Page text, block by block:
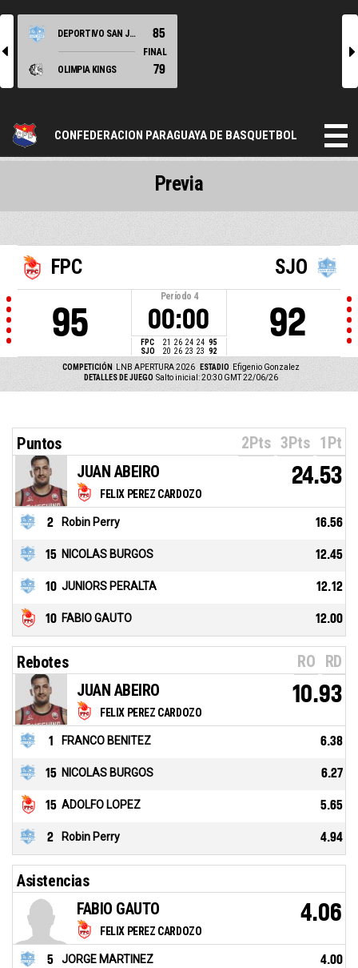
l
DEPORTIVO SAN JOSE 85
FINAL
OLIMPIA KINGS
79
r
CONFEDERACION PARAGUAYA DE BASQUETBOL
FPC
95
Período 4
00:00
FPC 21 26 24 24 95
SJO
20 26 23 23 92
SJO
92
COMPETICIÓN LNB APERTURA 2026 ESTADIO
Efigenio Gonzalez
DETALLES DE JUEGO Salto inicial: 20:30 GMT 22/06/26
Previa
Puntos 2Pts 3Pts 1Pt
FELIX PEREZ CARDOZO
JUAN ABEIRO 24.53
2 Robin Perry 16.56
15 NICOLAS BURGOS 12.45
10 JUNIORS PERALTA 12.12
10 FABIO GAUTO 12.00
Rebotes RO RD
FELIX PEREZ CARDOZO
JUAN ABEIRO 10.93
1 FRANCO BENITEZ 6.38
15 NICOLAS BURGOS 6.27
15 ADOLFO LOPEZ 5.65
2 Robin Perry 4.94
Asistencias
FELIX PEREZ CARDOZO
FABIO GAUTO 4.06
5 JORGE MARTINEZ 4.00